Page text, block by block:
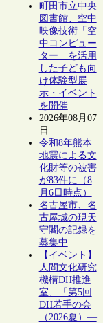
町田市立中央
図書館、空中
映像技術「空
中コンピュー
ター」を活用
した子ども向
け体験型展
示・イベント
を開催
2026年08月07
日
令和8年熊本
地震による文
化財等の被害
が83件に（8
月6日時点）
名古屋市、名
古屋城の現天
守閣の記録を
募集中
【イベント】
人間文化研究
機構DH推進
室、「第5回
DH若手の会
（2026夏）―